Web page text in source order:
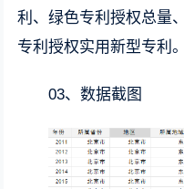
利、绿色专利授权总量
专利授权实用新型专利。
03、数据截图